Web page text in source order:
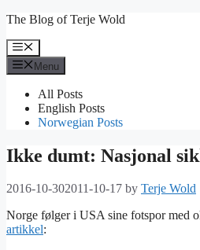
Skip
content
The Blog of Terje Wold
Menu
Menu
All Posts
English Posts
Norwegian Posts
Ikke dumt: Nasjonal
2016-10-302011-10-17 by Terje Wold
Norge følger i USA sine fotspor med
artikkel: